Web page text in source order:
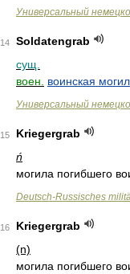
Универсальный
14
Soldatengrab
сущ.
воен.
воинская
Универсальный
15
Kriegergrab
ń
могила погибшего
Deutsch-Russisches
16
Kriegergrab
(n)
могила погибшего